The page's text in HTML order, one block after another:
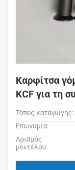
Καρφίτσα
KCF για τη
Τόπος καταγωγής:
Επωνυμία:
Αριθμός
μοντέλου: